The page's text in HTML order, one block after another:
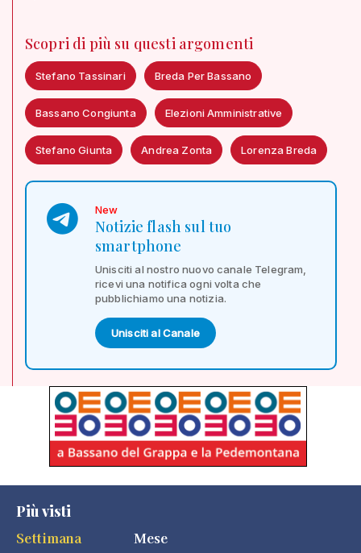
Scopri di più su questi argomenti
Stefano Tassinari Breda Per Bassano
Bassano Congiunta Elezioni Amministrative
Stefano Giunta Andrea Zonta Lorenza Breda
New
Notizie flash sul tuo
smartphone
Unisciti al nostro nuovo canale Telegram,
ricevi una notifica ogni volta che
pubblichiamo una notizia.
Unisciti al Canale
Più visti
Settimana
Mese